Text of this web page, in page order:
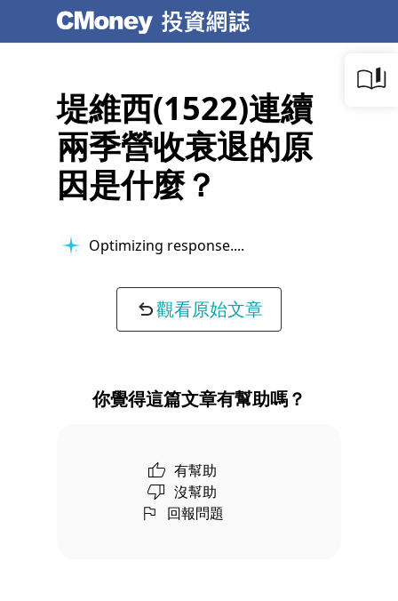
堤維西(1522)連續
兩季營收衰退的原
因是什麼？
Optimizing response...
觀看原始文章
你覺得這篇文章有幫助嗎？
有幫助
沒幫助
回報問題